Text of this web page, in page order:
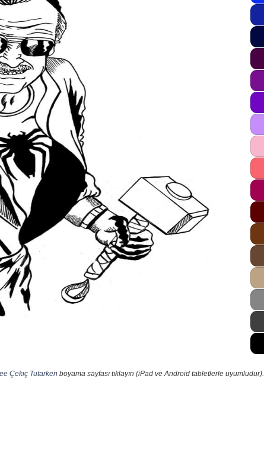
Çekiç Tutarken boyama sayfası tıklayın (iPad ve Android tabletlerle uyumludur).